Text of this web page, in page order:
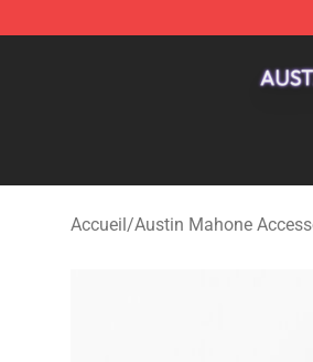
Accueil/Austin Mahone